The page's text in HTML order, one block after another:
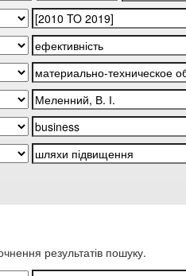
результатів пошуку.